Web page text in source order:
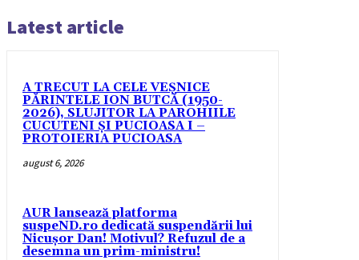
Latest article
A TRECUT LA CELE VEȘNICE
PĂRINTELE ION BUTCĂ (1950-
2026), SLUJITOR LA PAROHIILE
CUCUTENI ȘI PUCIOASA I –
PROTOIERIA PUCIOASA
august 6, 2026
AUR lansează platforma
suspeND.ro dedicată suspendării lui
Nicușor Dan! Motivul? Refuzul de a
desemna un prim-ministru!